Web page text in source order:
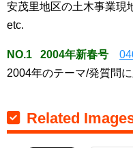
安茂里地区の土木事業現
etc.
NO.1 2004年新春号
2004年のテーマ/発質問
Related